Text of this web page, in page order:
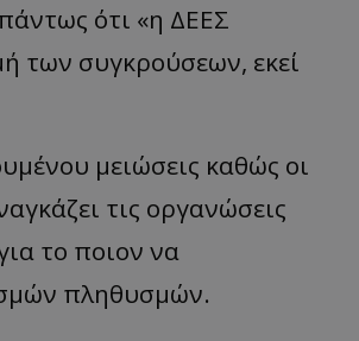
ότι «η ΔΕΕΣ
των συγκρούσεων, εκεί
μειώσεις καθώς οι
τις οργανώσεις
το ποιον να
πληθυσμών.